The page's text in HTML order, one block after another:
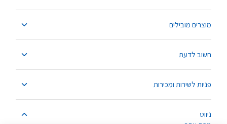
מוצרים מובילים
חשוב לדעת
פניות לשירות ומכירות
ניווט